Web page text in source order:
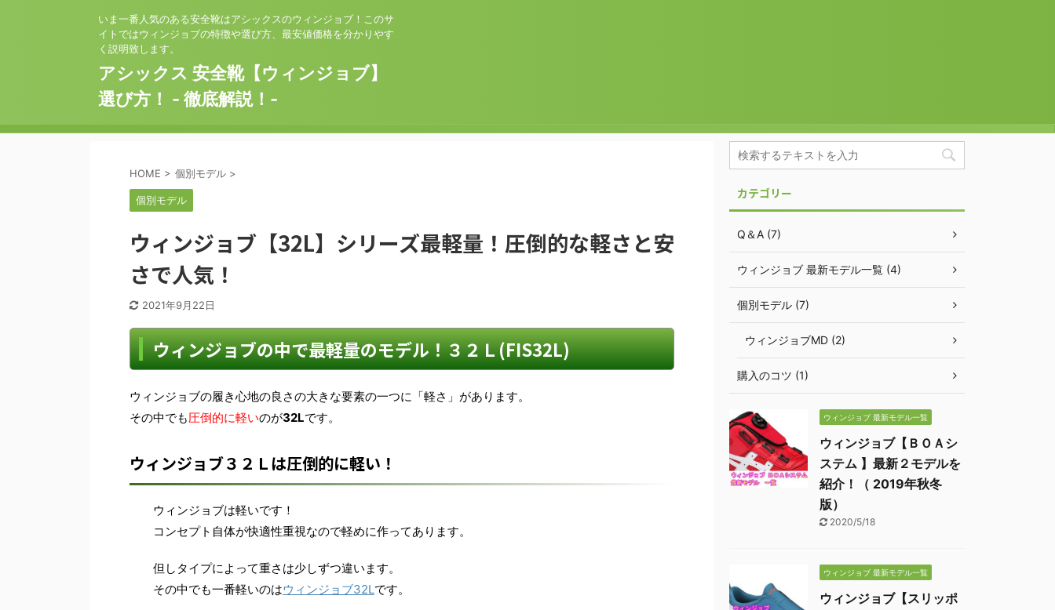
いま一番人気のある安全靴はアシックスのウィンジョブ！このサ
イトではウィンジョブの特徴や選び方、最安値価格を分かりやす
く説明致します。
アシックス 安全靴【ウィンジョブ】
選び方！ - 徹底解説！-
HOME > 個別モデル >
個別モデル
ウィンジョブ【32L】シリーズ最軽量！圧倒的な軽さと安
さで人気！
2021年9月22日
ウィンジョブの中で最軽量のモデル！３２Ｌ(FIS32L)
ウィンジョブの履き心地の良さの大きな要素の一つに「軽さ」があります。
その中でも圧倒的に軽いのが32Lです。
ウィンジョブ３２Ｌは圧倒的に軽い！
ウィンジョブは軽いです！
コンセプト自体が快適性重視なので軽めに作ってあります。
但しタイプによって重さは少しずつ違います。
その中でも一番軽いのはウィンジョブ32Lです。
カテゴリー
Q＆A (7)
ウィンジョブ 最新モデル一覧 (4)
個別モデル (7)
ウィンジョブMD (2)
購入のコツ (1)
ウィンジョブ 最新モデル一覧
ウィンジョブ【ＢＯＡシ
ステム 】最新２モデルを
紹介！（ 2019年秋冬
版）
2020/5/18
ウィンジョブ 最新モデル一覧
ウィンジョブ【スリッポ